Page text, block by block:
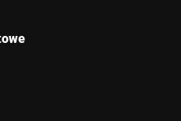
się na wykorzystanie
żądania Dalsze informacje
danych
start verification